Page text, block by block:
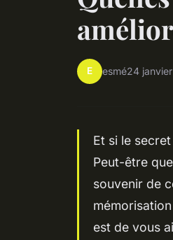
E esmé24
Et si le
Peut-être
souvenir de
est de vous